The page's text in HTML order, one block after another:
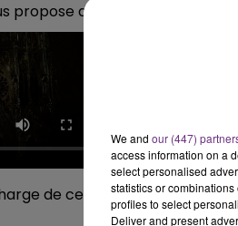
propose de découvrir, en
de ce spectacle
We and our (447)
access information on a
select personalised
statistics or
profiles to select
Deliver and present